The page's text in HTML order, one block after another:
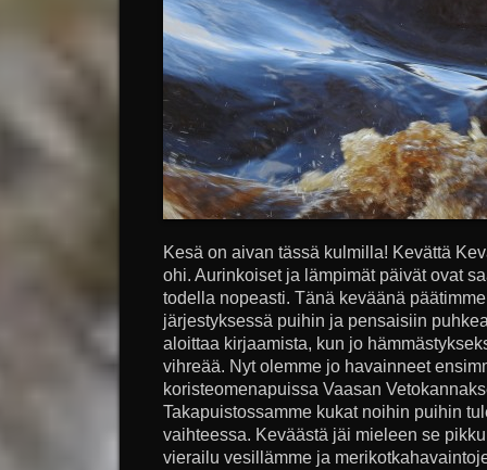
Kesä on aivan tässä kulmilla! Kevättä
ohi. Aurinkoiset ja lämpimät päivät ovat
todella nopeasti. Tänä keväänä
järjestyksessä puihin ja pensaisiin
aloittaa kirjaamista, kun jo
vihreää. Nyt olemme jo havainneet
koristeomenapuissa Vaasan
Takapuistossamme kukat noihin puihin
vaihteessa. Keväästä jäi mieleen se
vierailu vesillämme ja